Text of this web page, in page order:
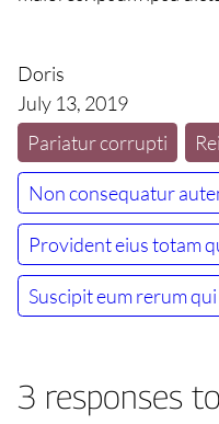
Doris
July 13, 2019
Pariatur corrupti
Non consequatur
Provident eius totam
Suscipit eum rerum qui
3 responses